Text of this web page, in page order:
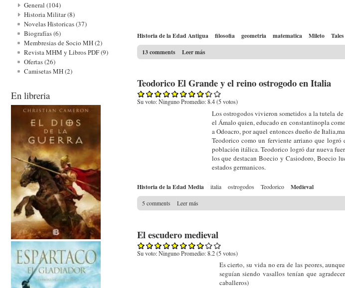
General (104)
Historia Militar (8)
Novelas Historicas (37)
Biografías (6)
Membresias de Socio MH (2)
Revista MHM y Libros PDF (9)
Ofertas (26)
Camisetas MH (2)
En libreria
Historia de la Edad Antigua filosofia geometria matematica Mileto Tales
13 comments
Leer más
Teodorico El Grande y el reino ostrogodo en Italia
Su voto:Ninguno Promedio:8.4 (5votos)
Los ostrogodos vivieron sometidos a la tutela
el Ámalo quien, educado en constantinopla
a Odoacro, por aquel entonces dueño de
Teodorico como un ferviente arriano que
población itálica. Teodorico logró dar nueva
los que destacan Boecio y Casiodoro, Boecio
estados germanicos.
Historia de la Edad Media italia ostrogodos Teodorico Medieval
5 comments Leer más
El escudero medieval
Su voto:Ninguno Promedio:8.2 (5votos)
Es cierto, su vida no era de las peores,
seguían siendo vasallos tenían que
caballeros)